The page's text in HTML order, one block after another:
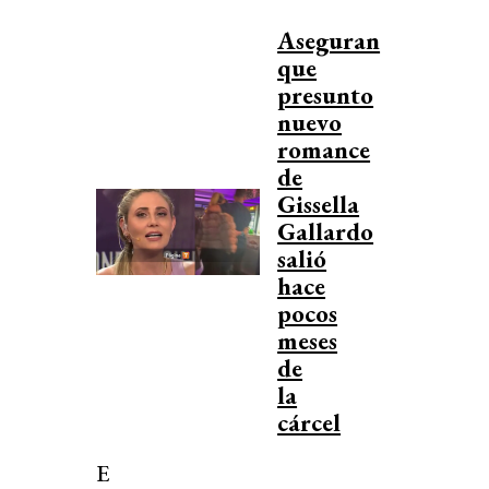
Aseguran
que
presunto
nuevo
romance
de
Gissella
Gallardo
salió
hace
pocos
meses
de
la
cárcel
E